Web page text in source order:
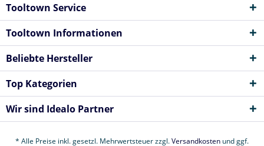
Tooltown Service
Tooltown Informationen
Beliebte Hersteller
Top Kategorien
Wir sind Idealo Partner
* Alle Preise inkl. gesetzl. Mehrwertsteuer zzgl.Versandkosten und ggf.